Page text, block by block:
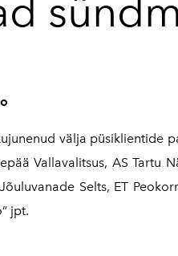
välja püsiklientide
Vallavalitsus, AS Tartu
Selts, ET
jpt.